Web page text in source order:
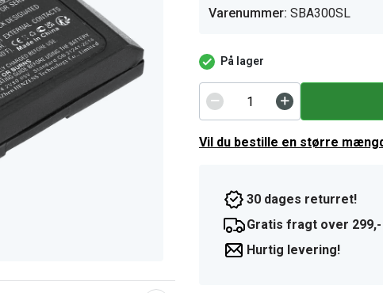
Varenummer: SBA300SL
På lager
Vil du bestille en større
30 dages returret!
Gratis fragt over 299,-
Hurtig levering!